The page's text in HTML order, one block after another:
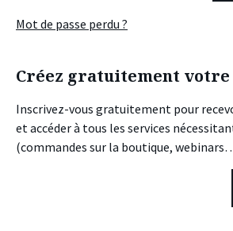
Mot de passe perdu ?
Créez gratuitement votre
Inscrivez-vous gratuitement pour
et accéder à tous les services
(commandes sur la boutique,